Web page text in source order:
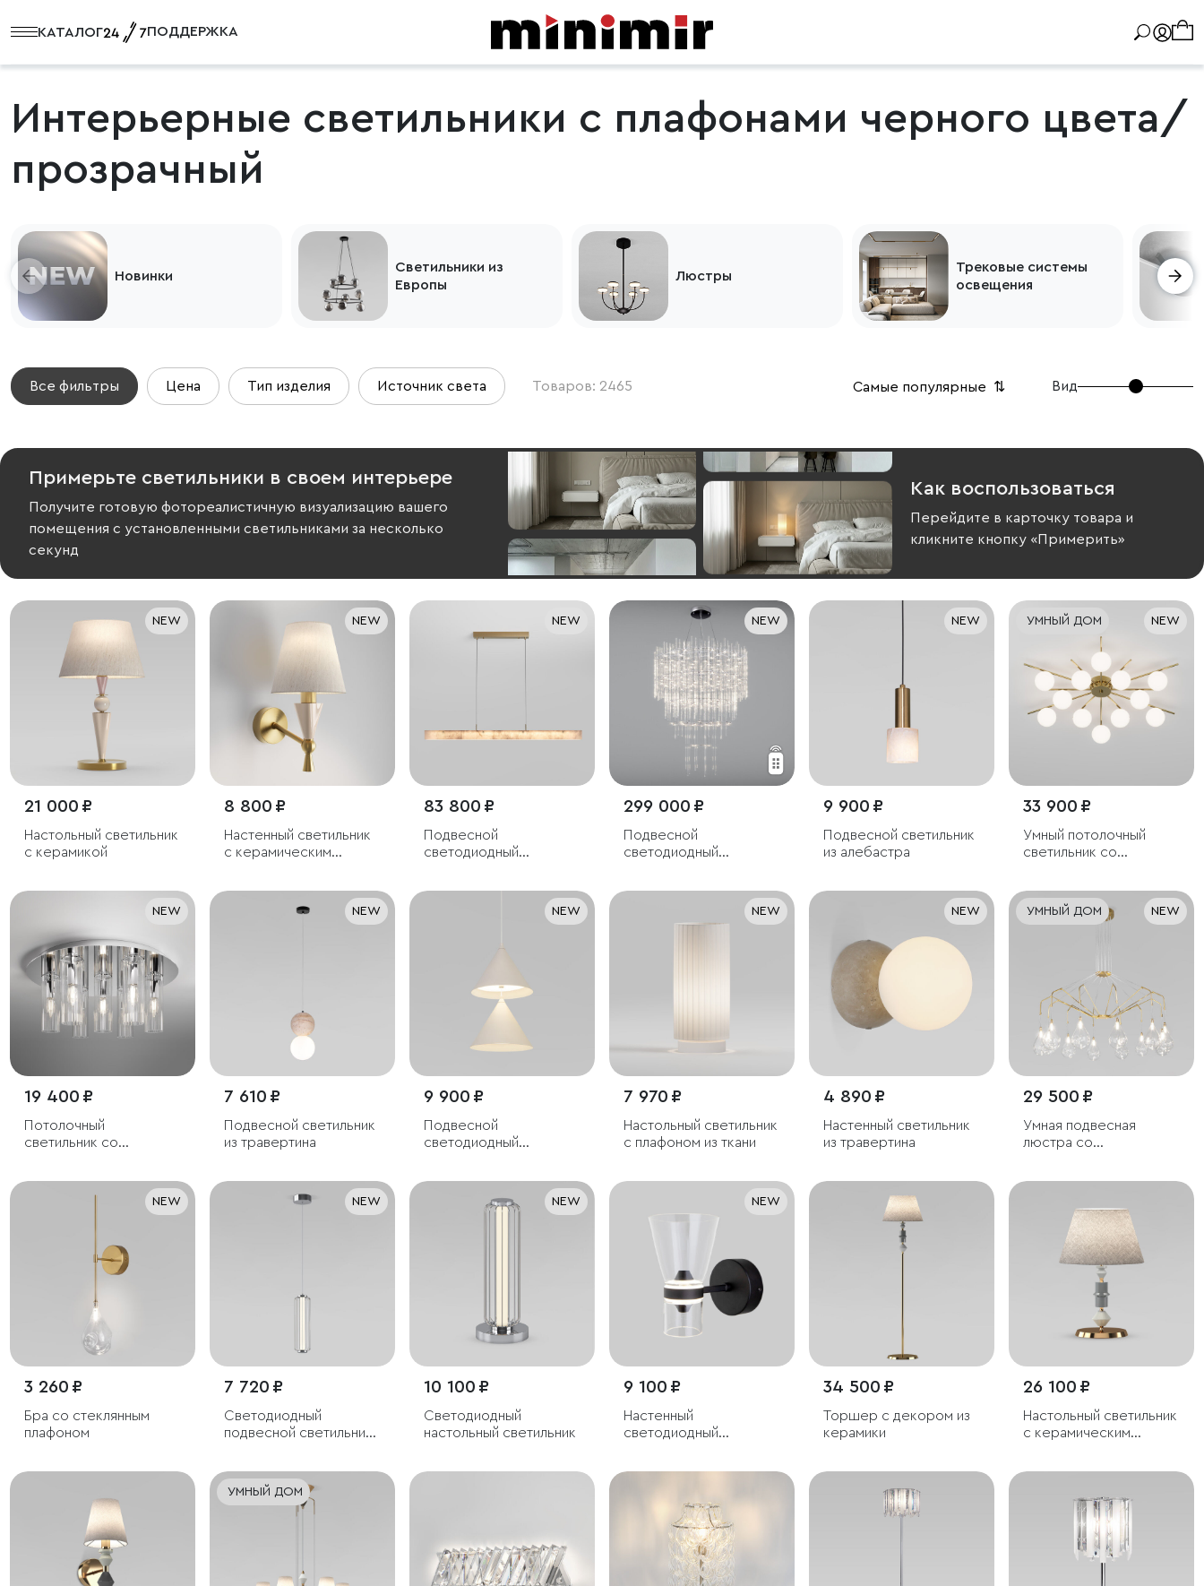
КАТАЛОГ ПОДДЕРЖКА
Интерьерные светильники с плафонами черного цвета/
прозрачный
Новинки
Светильники из
Европы
Люстры
Трековые системы
освещения
Все фильтры Цена Тип изделия Источник света Товаров: 2465 Самые популярные ⇅ Вид
Примерьте светильники в своем интерьере
Получите готовую фотореалистичную визуализацию вашего
помещения с установленными светильниками за несколько
секунд
Как воспользоваться
Перейдите в карточку товара и
кликните кнопку «Примерить»
NEW
21 000 ₽
Настольный светильник
с керамикой
NEW
8 800 ₽
Настенный светильник
с керамическим
NEW
83 800 ₽
Подвесной
светодиодный
NEW
299 000 ₽
Подвесной
светодиодный
NEW
9 900 ₽
Подвесной светильник
из алебастра
УМНЫЙ ДОМ NEW
33 900 ₽
Умный потолочный
светильник со
лампочку G9
NEW
19 400 ₽
Потолочный
светильник со
NEW
7 610 ₽
Подвесной светильник
из травертина
NEW
9 900 ₽
Подвесной
светодиодный
NEW
7 970 ₽
Настольный светильник
с плафоном из ткани
NEW
4 890 ₽
Настенный светильник
из травертина
УМНЫЙ ДОМ NEW
29 500 ₽
Умная подвесная
люстра со
NEW
3 260 ₽
Бра со стеклянным
плафоном
NEW
7 720 ₽
Светодиодный
подвесной светильник
NEW
10 100 ₽
Светодиодный
настольный светильник
NEW
9 100 ₽
Настенный
светодиодный
34 500 ₽
Торшер с декором из
керамики
26 100 ₽
Настольный светильник
с керамическим
УМНЫЙ ДОМ